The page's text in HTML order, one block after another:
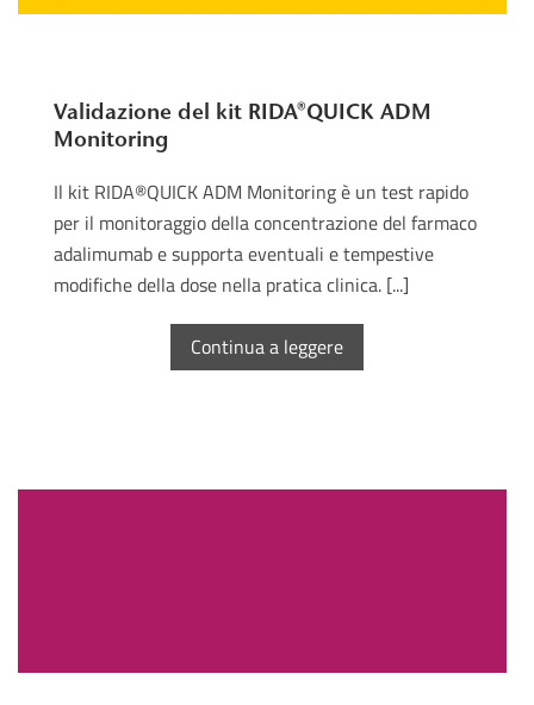
Validazione del kit RIDA®QUICK ADM
Monitoring
Il kit RIDA®QUICK ADM Monitoring è un test rapido
per il monitoraggio della concentrazione del farmaco
adalimumab e supporta eventuali e tempestive
modifiche della dose nella pratica clinica. [...]
Continua a leggere